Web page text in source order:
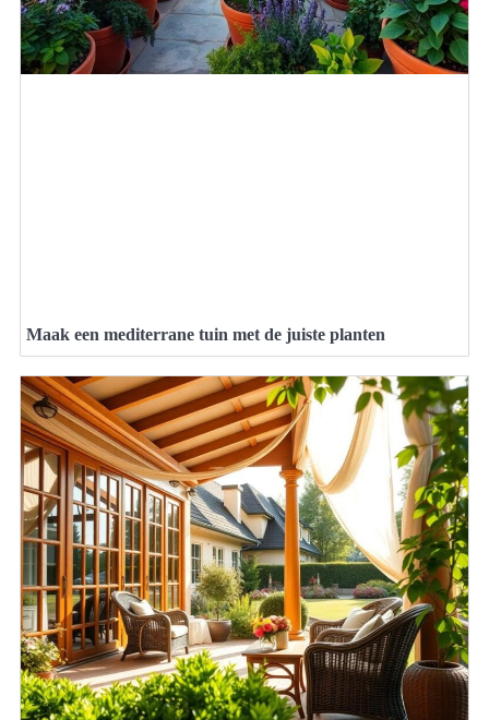
Maak een mediterrane tuin met de juiste planten